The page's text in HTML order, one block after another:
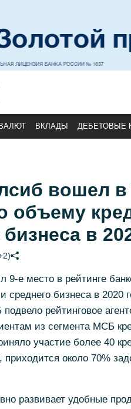
ВКЛАДЫ ДЕБЕТОВЫЕ
вошел в
объему
в
9-е место в рейтинге
среднего бизнеса в 2020
рейтинговое
из сегмента МСБ
участие более 40
приходится около 70%
развивает удобные